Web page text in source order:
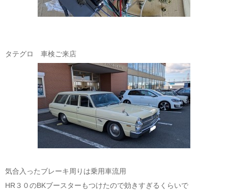
タテグロ 車検ご来店
気合入ったブレーキ周りは乗用車流用
HR３０のBKブースターもつけたので効きすぎるくらいで